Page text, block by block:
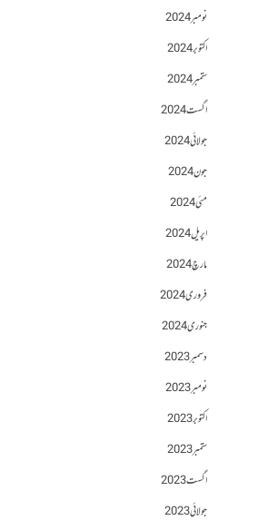
نومبر 2024
اکتوبر 2024
ستمبر 2024
اگست 2024
جولائی 2024
جون 2024
مئی 2024
اپریل 2024
مارچ 2024
فروری 2024
جنوری 2024
دسمبر 2023
نومبر 2023
اکتوبر 2023
ستمبر 2023
اگست 2023
جولائی 2023